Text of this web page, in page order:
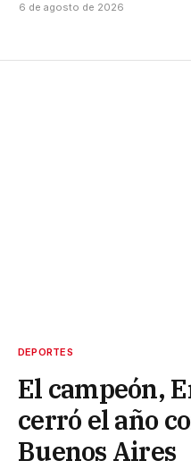
6 de agosto de 2026
DEPORTES
El campeón,
cerró el año
Buenos Aires